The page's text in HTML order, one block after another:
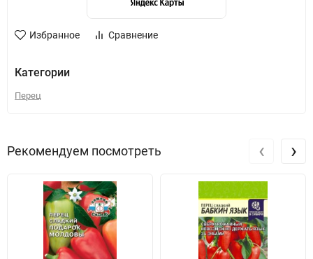
Избранное Сравнение
Категории
Перец
Рекомендуем посмотреть ‹ ›